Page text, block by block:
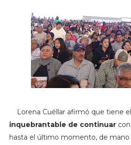
Lorena Cuéllar afirmó que tiene el
inquebrantable de continuar
hasta el último momento, de